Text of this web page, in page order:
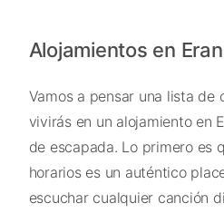
Alojamientos en
Vamos a pensar una lista de
vivirás en un alojamiento en
de escapada. Lo primero es
horarios es un auténtico
escuchar cualquier canción